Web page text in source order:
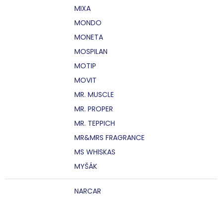
MIXA
MONDO
MONETA
MOSPILAN
MOTIP
MOVIT
MR. MUSCLE
MR. PROPER
MR. TEPPICH
MR&MRS FRAGRANCE
MS WHISKAS
MYŠÁK
NARCAR